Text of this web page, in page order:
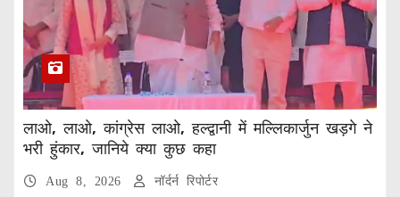
लाओ, लाओ, कांग्रेस लाओ, हल्द्वानी में मल्लिकार्जुन खड़गे ने
भरी हुंकार, जानिये क्या कुछ कहा
Aug 8, 2026 नॉर्दर्न रिपोर्टर